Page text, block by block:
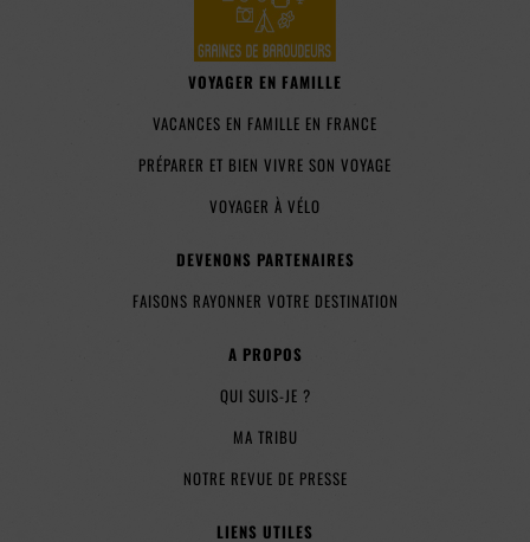
VOYAGER EN FAMILLE
VACANCES EN FAMILLE EN FRANCE
PRÉPARER ET BIEN VIVRE SON VOYAGE
VOYAGER À VÉLO
DEVENONS PARTENAIRES
FAISONS RAYONNER VOTRE DESTINATION
A PROPOS
QUI SUIS-JE ?
MA TRIBU
NOTRE REVUE DE PRESSE
LIENS UTILES